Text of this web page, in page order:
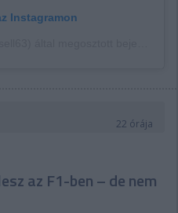
Instagramon
22 órája
az F1-ben – de nem